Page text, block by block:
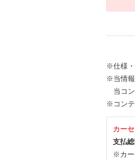
※仕様・
※当情報
当コ
※コンテ
カー
支払
※カー